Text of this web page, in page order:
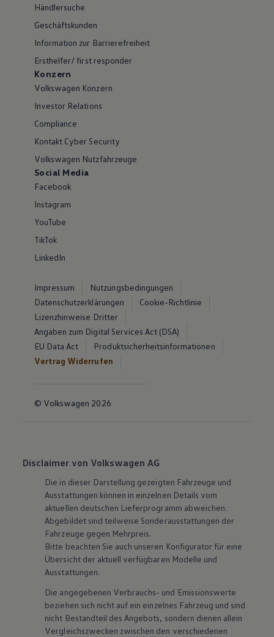
Händlersuche
Geschäftskunden
Information zur Barrierefreiheit
Ersthelfer/ first responder
Konzern
Volkswagen Konzern
Investor Relations
Compliance
Kontakt Cyber Security
Volkswagen Nutzfahrzeuge
Social Media
Facebook
Instagram
YouTube
TikTok
LinkedIn
Impressum
Nutzungsbedingungen
Datenschutzerklärungen
Cookie-Richtlinie
Lizenzhinweise Dritter
Angaben zum Digital Services Act (DSA)
EU Data Act
Produktsicherheitsinformationen
Vertrag Widerrufen
© Volkswagen 2026
Disclaimer von Volkswagen AG
Die in dieser Darstellung gezeigten Fahrzeuge und
Ausstattungen können in einzelnen Details vom
aktuellen deutschen Lieferprogramm abweichen.
Abgebildet sind teilweise Sonderausstattungen der
Fahrzeuge gegen Mehrpreis.
Bitte beachten Sie auch unseren Konfigurator für eine
Übersicht der aktuell verfügbaren Modelle und
Ausstattungen.
Die angegebenen Verbrauchs- und Emissionswerte
beziehen sich nicht auf ein einzelnes Fahrzeug und sind
nicht Bestandteil des Angebots, sondern dienen allein
Vergleichszwecken zwischen den verschiedenen